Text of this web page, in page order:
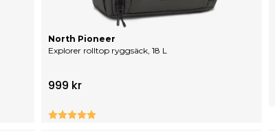
Explorer rolltop ryggsäck, 18 L
North Pioneer
999 kr
Betyg: